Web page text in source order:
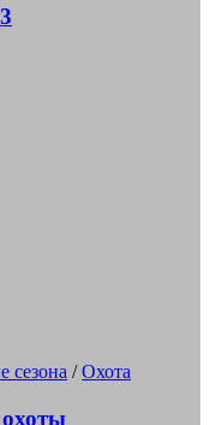
сезона /Охота